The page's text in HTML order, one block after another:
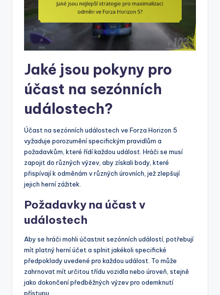
Jaké jsou pokyny pro
účast na sezónních
událostech?
Účast na sezónních událostech ve Forza Horizon 5
vyžaduje porozumění specifickým pravidlům a
požadavkům, které řídí každou událost. Hráči se musí
zapojit do různých výzev, aby získali body, které
přispívají k odměnám v různých úrovních, jež zlepšují
jejich herní zážitek.
Požadavky na účast v
událostech
Aby se hráči mohli účastnit sezónních událostí, potřebují
mít platný herní účet a splnit jakékoli specifické
předpoklady uvedené pro každou událost. To může
zahrnovat mít určitou třídu vozidla nebo úroveň, stejně
jako dokončení předběžných výzev pro odemknutí
přístupu.